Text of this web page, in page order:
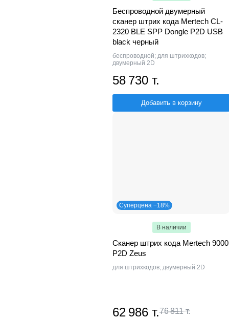
Беспроводной двумерный
сканер штрих кода Mertech CL-
2320 BLE SPP Dongle P2D USB
black черный
беспроводной; для штрихкодов;
двумерный 2D
58 730 т.
Добавить в корзину
Суперцена −18%
В наличии
Сканер штрих кода Mertech 9000
P2D Zeus
для штрихкодов; двумерный 2D
62 986 т.76 811 т.